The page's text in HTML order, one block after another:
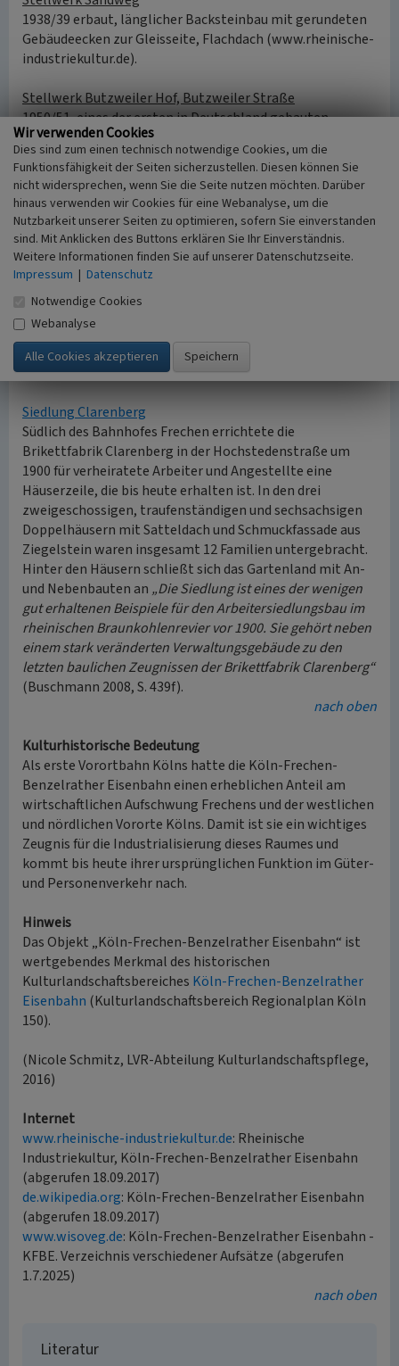
1938/39 erbaut, länglicher Backsteinbau mit gerundeten
Gebäudeecken zur Gleisseite, Flachdach (www.rheinische-
industriekultur.de).
Stellwerk Butzweiler Hof, Butzweiler Straße
1950/51, eines der ersten in Deutschland gebauten
elektrischen Drucktastenstellwerke, besteht aus einem
turmartigen dreigeschossigen Backsteinhauptbau mit
Flachdach und zwei niedrigeren verputzten Flügelbauten
(www.rheinische-industriekultur.de).
Bahnhof Niehl
Zweieinhalbgeschossiges Stationsgebäude mit Pultdach
der 1930er Jahre, schließt direkt an Güterschuppen von
1924/25 aus Ziegelmauerwerk, zur Hälfte weiß
geschlämmt, flaches Satteldach an; dazu zwei Stellwerke,
eines von 1924/25 und eines von 1970/71; älteres ist ein
zweigeschossiger Putzbau mit flachem Pyramidendach
(www.rheinische-industriekultur.de).
Siedlung Clarenberg
Südlich des Bahnhofes Frechen errichtete die
Brikettfabrik Clarenberg in der Hochstedenstraße um
1900 für verheiratete Arbeiter und Angestellte eine
Häuserzeile, die bis heute erhalten ist. In den drei
zweigeschossigen, traufenständigen und sechsachsigen
Doppelhäusern mit Satteldach und Schmuckfassade aus
Ziegelstein waren insgesamt 12 Familien untergebracht.
Hinter den Häusern schließt sich das Gartenland mit An-
und Nebenbauten an „Die Siedlung ist eines der wenigen
gut erhaltenen Beispiele für den Arbeitersiedlungsbau im
rheinischen Braunkohlenrevier vor 1900. Sie gehört neben
einem stark veränderten Verwaltungsgebäude zu den
letzten baulichen Zeugnissen der Brikettfabrik Clarenberg“
(Buschmann 2008, S. 439f).
nach oben
Kulturhistorische Bedeutung
Als erste Vorortbahn Kölns hatte die Köln-Frechen-
Benzelrather Eisenbahn einen erheblichen Anteil am
wirtschaftlichen Aufschwung Frechens und der westlichen
und nördlichen Vororte Kölns. Damit ist sie ein wichtiges
Zeugnis für die Industrialisierung dieses Raumes und
kommt bis heute ihrer ursprünglichen Funktion im Güter-
und Personenverkehr nach.
Hinweis
Das Objekt „Köln-Frechen-Benzelrather Eisenbahn“ ist
wertgebendes Merkmal des historischen
Kulturlandschaftsbereiches Köln-Frechen-Benzelrather
Eisenbahn (Kulturlandschaftsbereich Regionalplan Köln
150).
(Nicole Schmitz, LVR-Abteilung Kulturlandschaftspflege,
2016)
Internet
www.rheinische-industriekultur.de: Rheinische
Industriekultur, Köln-Frechen-Benzelrather Eisenbahn
(abgerufen 18.09.2017)
de.wikipedia.org: Köln-Frechen-Benzelrather Eisenbahn
(abgerufen 18.09.2017)
www.wisoveg.de: Köln-Frechen-Benzelrather Eisenbahn -
KFBE. Verzeichnis verschiedener Aufsätze (abgerufen
1.7.2025)
nach oben
Literatur
Wir verwenden Cookies
Dies sind zum einen technisch notwendige Cookies, um die
Funktionsfähigkeit der Seiten sicherzustellen. Diesen können Sie
nicht widersprechen, wenn Sie die Seite nutzen möchten. Darüber
hinaus verwenden wir Cookies für eine Webanalyse, um die
Nutzbarkeit unserer Seiten zu optimieren, sofern Sie einverstanden
sind. Mit Anklicken des Buttons erklären Sie Ihr Einverständnis.
Weitere Informationen finden Sie auf unserer Datenschutzseite.
Impressum | Datenschutz
Notwendige Cookies
Webanalyse